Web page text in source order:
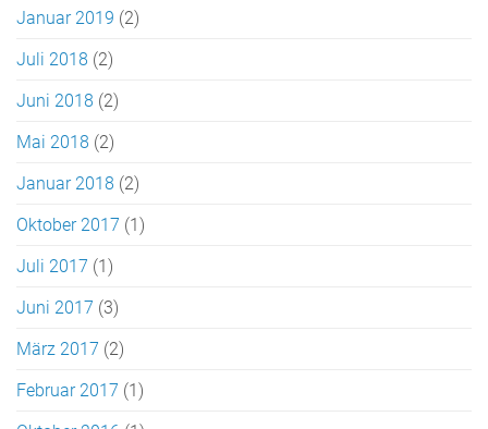
Januar 2019 (2)
Juli 2018 (2)
Juni 2018 (2)
Mai 2018 (2)
Januar 2018 (2)
Oktober 2017 (1)
Juli 2017 (1)
Juni 2017 (3)
März 2017 (2)
Februar 2017 (1)